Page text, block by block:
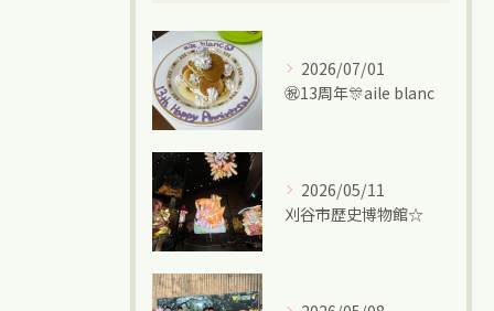
2026/07/01
㊗13周年🎊aile blanc
2026/05/11
刈谷市歴史博物館☆